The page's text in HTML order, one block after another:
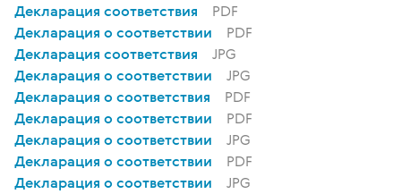
Декларация соответствия
PDF
Декларация о соответствии
PDF
Декларация соответствия
JPG
Декларация о соответствии
JPG
Декларация о соответствия
PDF
Декларация о соответствии
PDF
Декларация о соответствии
JPG
Декларация о соответствии
PDF
Декларация о соответствии
JPG